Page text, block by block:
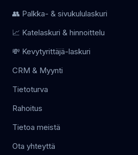
👥 Palkka- & sivukululaskuri
📈 Katelaskuri & hinnoittelu
💸 Kevytyrittäjä-laskuri
CRM & Myynti
Tietoturva
Rahoitus
Tietoa meistä
Ota yhteyttä